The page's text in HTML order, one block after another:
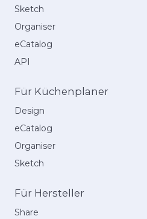
Sketch
Organiser
eCatalog
API
Für Küchenplaner
Design
eCatalog
Organiser
Sketch
Für Hersteller
Share